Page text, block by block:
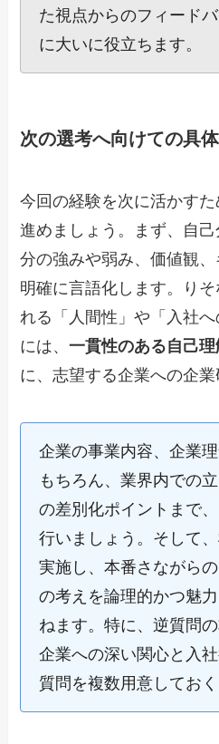
た視点からのフィード
に大いに役立ちます。
次の選考へ向けての具
今回の経験を次に活かす
進めましょう。まず、自
分の強みや弱み、価値観
明確に言語化します。り
れる「人間性」や「入社
には、一貫性のある自己理
に、志望する企業への企業
企業の事業内容、企業
もちろん、業界内での
の差別化ポイントまで
行いましょう。そして
実施し、本番さながら
の考えを論理的かつ魅
ねます。特に、逆質問
企業への深い関心と入
質問を複数用意してお